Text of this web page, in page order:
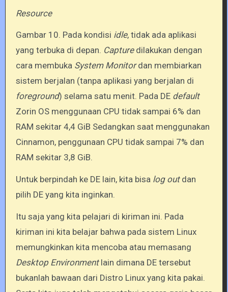
Resource
Gambar 10. Pada kondisi idle, tidak ada aplikasi
yang terbuka di depan. Capture dilakukan dengan
cara membuka System Monitordan membiarkan
sistem berjalan (tanpa aplikasi yang berjalan di
foreground) selama satu menit. Pada DEdefault
Zorin OS menggunaan CPU tidak sampai 6% dan
RAM sekitar 4,4 GiB Sedangkan saat menggunakan
Cinnamon, penggunaan CPU tidak sampai 7% dan
RAM sekitar 3,8 GiB.
Untuk berpindah ke DE lain, kita bisa log out dan
pilih DE yang kita inginkan.
Itu saja yang kita pelajari di kiriman ini. Pada
kiriman ini kita belajar bahwa pada sistem Linux
memungkinkan kita mencoba atau memasang
Desktop Environment lain dimana DE tersebut
bukanlah bawaan dari Distro Linux yang kita pakai.